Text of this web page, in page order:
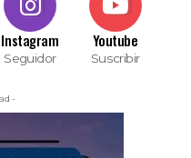
Instagram
Seguidor
Youtube
Suscribir
-